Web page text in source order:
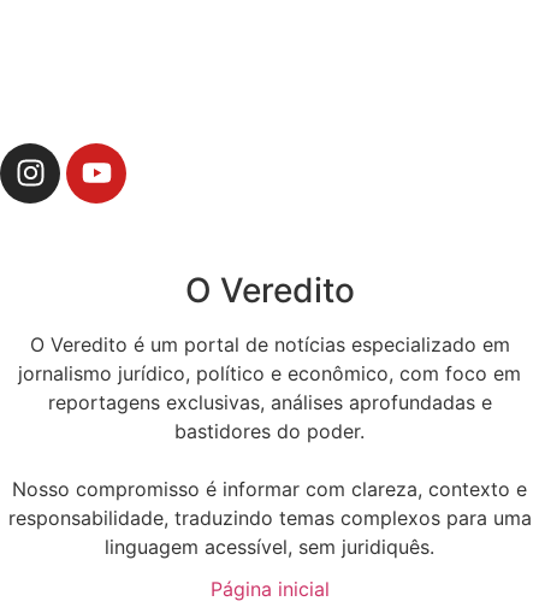
O Veredito
O Veredito é um portal de notícias especializado em
jornalismo jurídico, político e econômico, com foco em
reportagens exclusivas, análises aprofundadas e
bastidores do poder.
Nosso compromisso é informar com clareza, contexto e
responsabilidade, traduzindo temas complexos para uma
linguagem acessível, sem juridiquês.
Página inicial